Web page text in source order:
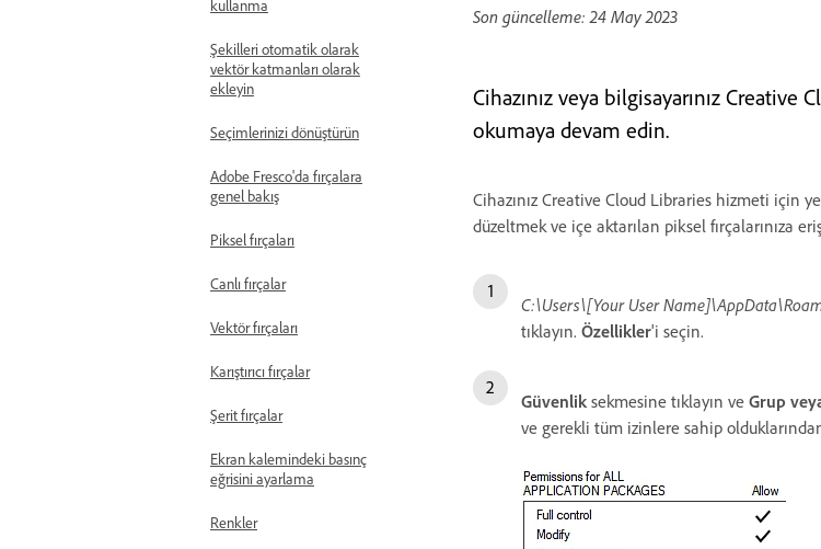
kullanma
Şekilleri otomatik olarak
vektör katmanları olarak
ekleyin
Seçimlerinizi dönüştürün
Adobe Fresco'da fırçalara
genel bakış
Piksel fırçaları
Canlı fırçalar
Vektör fırçaları
Karıştırıcı fırçalar
Şerit fırçalar
Ekran kalemindeki basınç
eğrisini ayarlama
Renkler
Son güncelleme:24 May 2023
Cihazınız veya bilgisayarınız
okumaya devam edin.
Cihazınız Creative Cloud Libraries hizmeti için
düzeltmek ve içe aktarılan piksel fırçalarınıza
C:\Users\[Your User
tıklayın. Özellikler'i seçin.
Güvenlik sekmesine tıklayın ve Grup
ve gerekli tüm izinlere sahip